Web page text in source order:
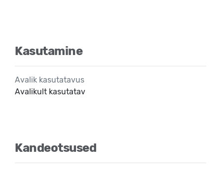
Kasutamine
Avalik kasutatavus
Avalikult kasutatav
Kandeotsused